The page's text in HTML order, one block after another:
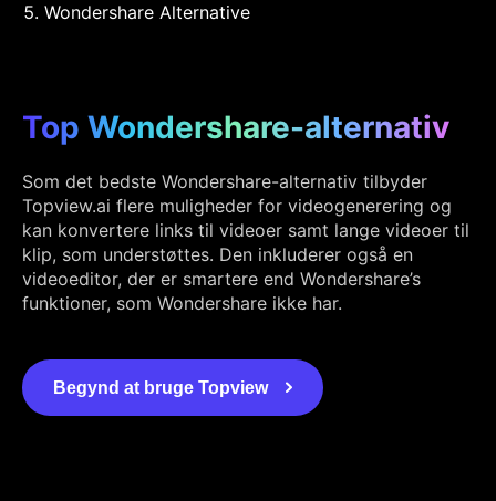
Wondershare Alternative
Top Wondershare-alternativ
Som det bedste Wondershare-alternativ tilbyder
Topview.ai flere muligheder for videogenerering og
kan konvertere links til videoer samt lange videoer til
klip, som understøttes. Den inkluderer også en
videoeditor, der er smartere end Wondershare’s
funktioner, som Wondershare ikke har.
Begynd at bruge Topview